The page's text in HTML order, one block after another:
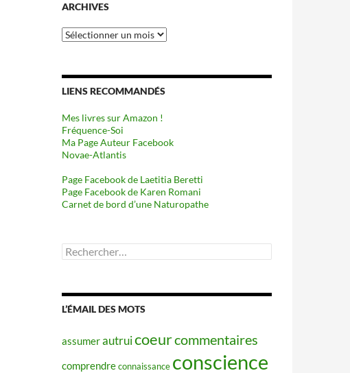
ARCHIVES
Archives
LIENS RECOMMANDÉS
Mes livres sur Amazon !
Fréquence-Soi
Ma Page Auteur Facebook
Novae-Atlantis
Page Facebook de Laetitia Beretti
Page Facebook de Karen Romani
Carnet de bord d’une Naturopathe
Rechercher :
L’ÉMAIL DES MOTS
assumerautruicoeurcommentaires
comprendreconnaissance conscience